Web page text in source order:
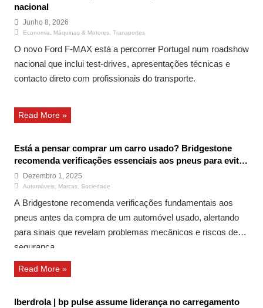
nacional
Junho 8, 2026
Economia, Máquinas & Motores, Transportes
O novo Ford F-MAX está a percorrer Portugal num roadshow
nacional que inclui test-drives, apresentações técnicas e
contacto direto com profissionais do transporte.
Read More »
Está a pensar comprar um carro usado? Bridgestone
recomenda verificações essenciais aos pneus para evitar
problemas
Dezembro 1, 2025
Automóveis, Marcas, Sociedade
A Bridgestone recomenda verificações fundamentais aos
pneus antes da compra de um automóvel usado, alertando
para sinais que revelam problemas mecânicos e riscos de
segurança.
Read More »
Iberdrola | bp pulse assume liderança no carregamento